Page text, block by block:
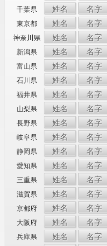
千葉県 姓名 名字
東京都 姓名 名字
神奈川県 姓名 名字
新潟県 姓名 名字
富山県 姓名 名字
石川県 姓名 名字
福井県 姓名 名字
山梨県 姓名 名字
長野県 姓名 名字
岐阜県 姓名 名字
静岡県 姓名 名字
愛知県 姓名 名字
三重県 姓名 名字
滋賀県 姓名 名字
京都府 姓名 名字
大阪府 姓名 名字
兵庫県 姓名 名字